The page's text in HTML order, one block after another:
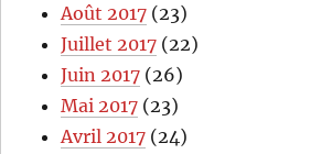
Août 2017 (23)
Juillet 2017 (22)
Juin 2017 (26)
Mai 2017 (23)
Avril 2017 (24)